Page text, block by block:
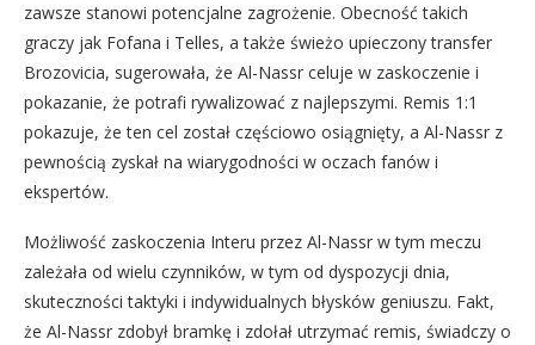
zawsze stanowi potencjalne zagrożenie. Obecność takich
graczy jak Fofana i Telles, a także świeżo upieczony transfer
Brozovicia, sugerowała, że Al-Nassr celuje w zaskoczenie i
pokazanie, że potrafi rywalizować z najlepszymi. Remis 1:1
pokazuje, że ten cel został częściowo osiągnięty, a Al-Nassr z
pewnością zyskał na wiarygodności w oczach fanów i
ekspertów.
Możliwość zaskoczenia Interu przez Al-Nassr w tym meczu
zależała od wielu czynników, w tym od dyspozycji dnia,
skuteczności taktyki i indywidualnych błysków geniuszu. Fakt,
że Al-Nassr zdobył bramkę i zdołał utrzymać remis, świadczy o